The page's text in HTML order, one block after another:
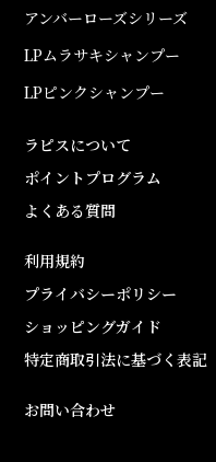
アンバーローズシリーズ
LPムラサキシャンプー
LPピンクシャンプー
ラピスについて
ポイントプログラム
よくある質問
利用規約
プライバシーポリシー
ショッピングガイド
特定商取引法に基づく表記
お問い合わせ